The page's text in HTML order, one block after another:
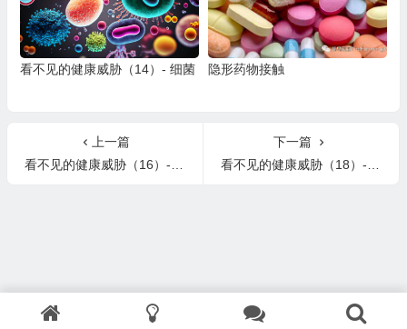
看不见的健康威胁（14）- 细菌 隐形药物接触
上一篇
看不见的健康威胁（16）- 有毒重金属
下一篇
看不见的健康威胁（18）- 化学凝尾和降雨